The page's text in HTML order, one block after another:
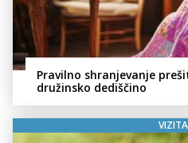
Pravilno shranjevanje
družinsko dediščino